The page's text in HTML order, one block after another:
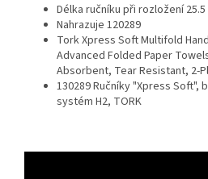
Délka ručníku při rozložení 25.5
Nahrazuje 120289
Tork Xpress Soft Multifold
Advanced Folded Paper
Absorbent, Tear Resistant, 2-
130289 Ručníky "Xpress Soft",
systém H2, TORK